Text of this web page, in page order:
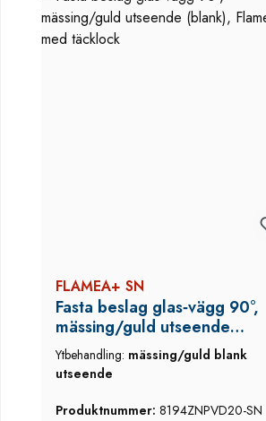
FLAMEA+ SN
Fasta beslag glas‑vägg 90°,
mässing/guld utseende
(blank), Flamea+, med
täcklock
Ytbehandling: mässing/guld blank
utseende
Produktnummer: 8194ZNPVD20-SN